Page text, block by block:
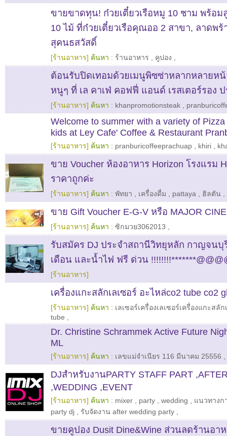
ขายขาดทุน! ก๋วยเตี๋ยวเรือหมู 10 ชาม พร้อ
10 ไม้ ที่ก๋วยเตี๋ยวเรือคุณออ 2 สาขา, ลาดพร้
สุคนธสวัสดิ์
[ร้านอาหาร] ค้นหา : ร้านอาหาร คูปอง
ต้อนรับปิดเทอมด้วยเมนูพิซซ่าหลากหลายห
หนูๆ ที่ เล คาเฟ่ คอฟฟี่ แอนด์ เรสเตอร์รอง
[ร้านอาหาร] ค้นหา : khanpromotionsteak
Welcome to summer with a variety of
kids at Ley Cafe' Coffee & Restaurant
[ร้านอาหาร] ค้นหา : pranburicoffeeprachuap khiri
ขาย Voucher ห้องอาหาร Horizon โรงแรม
ราคาถูกค่ะ
[ร้านอาหาร] ค้นหา : พัทยา เครื่องดื่ม pattaya ฮิลตัน
ขาย Gift Voucher E-G-V หรือ MAJOR
[ร้านอาหาร] ค้นหา : ซิกมวย3062013
รับสมัคร DJ ประจำสถานีวิทยุหลัก กาญจนบุ
เดือน และน้ำไฟ ฟรี ด่วน
[ร้านอาหาร]
เครื่องแกะสลักเลเซอร์ อะไหล่co2 tube co2
[ร้านอาหาร] ค้นหา : เลเซอร์เครื่องเลเซอร์เครื่องแกะสลัก
tube
Dr. Christine Schrammek Active Future
ML
[ร้านอาหาร] ค้นหา : เลขแม่จำเนียร 116 มีนาคม 25556
DJสำหรับงานPARTY STAFF PART
,WEDDING ,EVENT
[ร้านอาหาร] ค้นหา : mixer party wedding
แนวทางก
party dj
รับจัดงาน after wedding party
ขายคูปอง Dusit Dine&Wine ส่วนลดร้านอา